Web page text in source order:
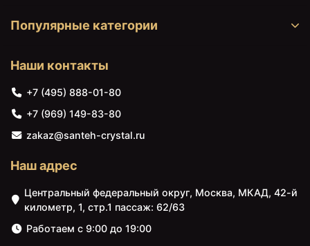
Популярные категории
Наши контакты
+7 (495) 888-01-80
+7 (969) 149-83-80
zakaz@santeh-crystal.ru
Наш адрес
Центральный федеральный округ, Москва, МКАД, 42-й
километр, 1, стр.1 пассаж: 62/63
Работаем с 9:00 до 19:00